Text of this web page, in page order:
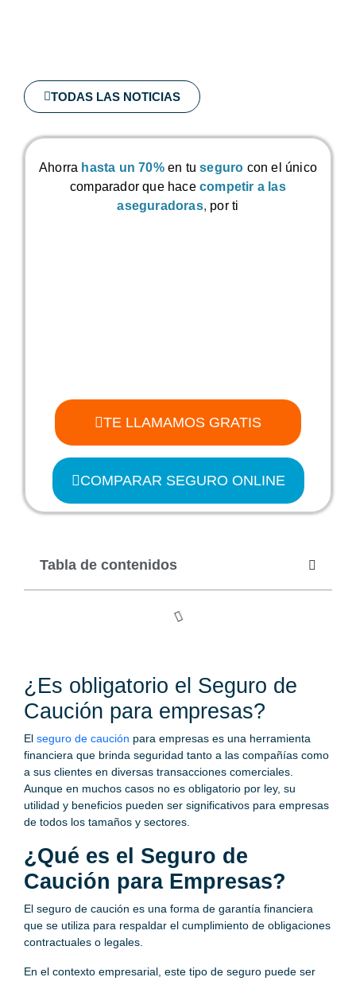
¿Es obligatorio el Seguro de
Caución para empresas?
El seguro de caución para empresas es una herramienta
financiera que brinda seguridad tanto a las compañías como
a sus clientes en diversas transacciones comerciales.
Aunque en muchos casos no es obligatorio por ley, su
utilidad y beneficios pueden ser significativos para empresas
de todos los tamaños y sectores.
¿Qué es el Seguro de
Caución para Empresas?
El seguro de caución es una forma de garantía financiera
que se utiliza para respaldar el cumplimiento de obligaciones
contractuales o legales.
En el contexto empresarial, este tipo de seguro puede ser
TODAS LAS NOTICIAS
Ahorra hasta un 70% en tuseguro con el único
comparador que hace competir a las
aseguradoras, por ti
TE LLAMAMOS GRATIS
COMPARAR SEGURO ONLINE
Tabla de contenidos